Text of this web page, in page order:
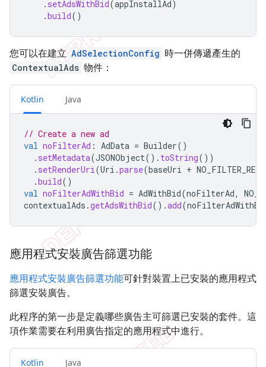
. setAdsWithBid(appInstallAd)
.build()
您可以在建立 AdSelectionConfig 時一併傳遞產生的
ContextualAds 物件：
Kotlin Java
// Create a new ad
val noFilterAd : AdData = Builder()
. setMetadata(JSONObject(). toString())
. setRenderUri (Uri .parse(baseUri +
.build()
val noFilterAdWithBid = AdWithBid(noFilterAd,
contextualAds .getAdsWithBid().add(
應用程式安裝廣告篩選功能
應用程式安裝廣告篩選功能可針對裝置上已安裝的應用程式
篩選安裝廣告。
此程序的第一步是定義哪些廣告主可篩選已安裝的套件。這
項作業需要在利用廣告指定的應用程式中進行。
Kotlin Java